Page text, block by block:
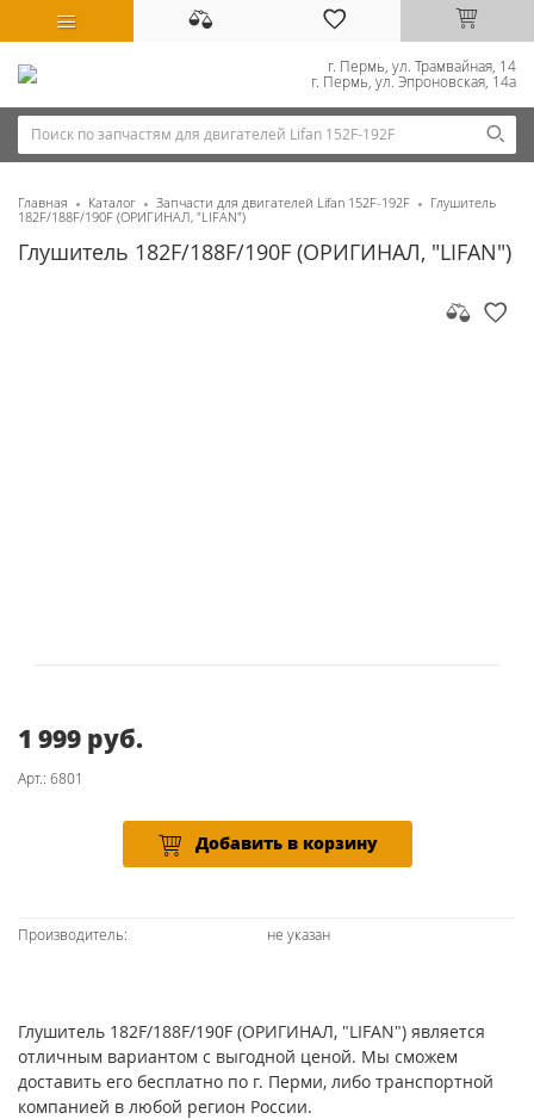
г. Пермь, ул. Трамвайная, 14
г. Пермь, ул. Эпроновская, 14а
Главная Каталог Запчасти для двигателей Lifan 152F-192F
Глушитель
182F/188F/190F (ОРИГИНАЛ, "LIFAN")
Глушитель 182F/188F/190F (ОРИГИНАЛ, "LIFAN")
1 999 руб.
Арт.: 6801
Добавить в корзину
Производитель: не указан
Глушитель 182F/188F/190F (ОРИГИНАЛ, "LIFAN") является
отличным вариантом с выгодной ценой. Мы сможем
доставить его бесплатно по г. Перми, либо транспортной
компанией в любой регион России.